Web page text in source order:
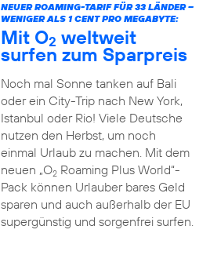
NEUER ROAMING-TARIF FÜR 33 LÄNDER –
WENIGER ALS 1 CENT PRO MEGABYTE:
Mit O2 weltweit
surfen zum Sparpreis
Noch mal Sonne tanken auf Bali
oder ein City-Trip nach New York,
Istanbul oder Rio! Viele Deutsche
nutzen den Herbst, um noch
einmal Urlaub zu machen. Mit dem
neuen „O2Roaming Plus World“-
Pack können Urlauber bares Geld
sparen und auch außerhalb der EU
supergünstig und sorgenfrei surfen.